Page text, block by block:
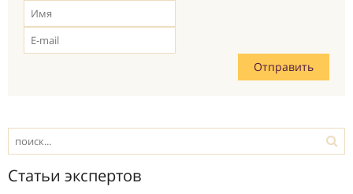
Статьи экспертов